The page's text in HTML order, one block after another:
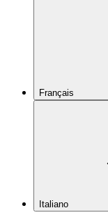
Français
Italiano